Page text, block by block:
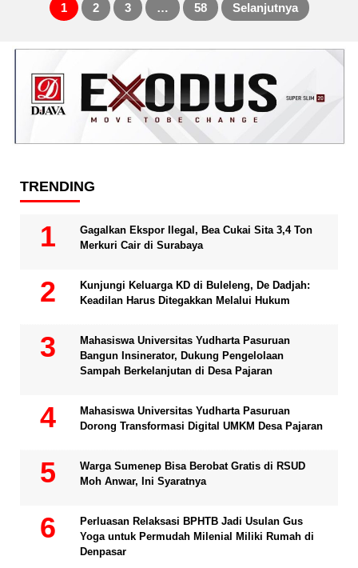
Paginasi
pos
1 2 3 … 58 Selanjutnya
TRENDING
Gagalkan Ekspor Ilegal, Bea Cukai Sita 3,4 Ton
Merkuri Cair di Surabaya
Kunjungi Keluarga KD di Buleleng, De Dadjah:
Keadilan Harus Ditegakkan Melalui Hukum
Mahasiswa Universitas Yudharta Pasuruan
Bangun Insinerator, Dukung Pengelolaan
Sampah Berkelanjutan di Desa Pajaran
Mahasiswa Universitas Yudharta Pasuruan
Dorong Transformasi Digital UMKM Desa Pajaran
Warga Sumenep Bisa Berobat Gratis di RSUD
Moh Anwar, Ini Syaratnya
Perluasan Relaksasi BPHTB Jadi Usulan Gus
Yoga untuk Permudah Milenial Miliki Rumah di
Denpasar